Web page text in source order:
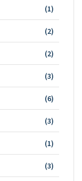
(1)
(2)
(2)
(3)
(6)
(3)
(1)
(3)